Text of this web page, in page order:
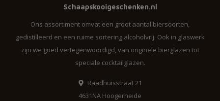
Schaapskooigeschenken.nl
Ons assortiment omvat een groot aantal biersoorten,
gedistilleerd en een ruime sortering alcoholvrij. Ook in glaswerk
zijn we goed vertegenwoordigd, van originele bierglazen tot
speciale cocktailglazen.
Raadhuisstraat 21
4631NA Hoogerheide